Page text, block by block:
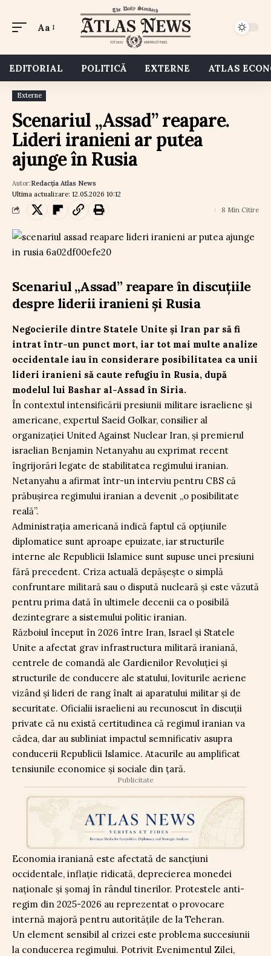
Aa
EDITORIAL POLITICĂ EXTERNE ATLAS
Externe
Scenariul „Assad” reapare.
Lideri iranieni ar putea
ajunge în Rusia
Ultima actualizare: 12.05.2026 10:12
Autor:Redacția Atlas News
8 Min Citire
Scenariul „Assad” reapare în discuțiile
despre liderii iranieni și Rusia
Negocierile dintre Statele Unite și Iran par să fi
intrat într-un punct mort, iar tot mai multe analize
occidentale iau în considerare posibilitatea ca unii
lideri iranieni să caute refugiu în Rusia, după
modelul lui Bashar al-Assad în Siria.
În contextul intensificării presiunii militare israeliene și
americane, expertul Saeid Golkar, consilier al
organizației United Against Nuclear Iran, și premierul
israelian Benjamin Netanyahu au exprimat recent
îngrijorări legate de stabilitatea regimului iranian.
Netanyahu a afirmat într-un interviu pentru CBS că
prăbușirea regimului iranian a devenit „o posibilitate
reală”.
Administrația americană indică faptul că opțiunile
diplomatice sunt aproape epuizate, iar structurile
interne ale Republicii Islamice sunt supuse unei presiuni
fără precedent. Criza actuală depășește o simplă
confruntare militară sau o dispută nucleară și este văzută
pentru prima dată în ultimele decenii ca o posibilă
dezintegrare a sistemului politic iranian.
Războiul început în 2026 între Iran, Israel și Statele
Unite a afectat grav infrastructura militară iraniană,
centrele de comandă ale Gardienilor Revoluției și
structurile de conducere ale statului, loviturile aeriene
vizând și lideri de rang înalt ai aparatului militar și de
securitate. Oficialii israelieni au recunoscut în discuții
private că nu există certitudinea că regimul iranian va
cădea, dar au subliniat impactul semnificativ asupra
conducerii Republicii Islamice. Atacurile au amplificat
tensiunile economice și sociale din țară.
Publicitate
Economia iraniană este afectată de sancțiuni
occidentale, inflație ridicată, deprecierea monedei
naționale și șomaj în rândul tinerilor. Protestele anti-
regim din 2025-2026 au reprezentat o provocare
internă majoră pentru autoritățile de la Teheran.
Un element sensibil al crizei este problema succesiunii
la conducerea regimului. Potrivit Evenimentul Zilei,